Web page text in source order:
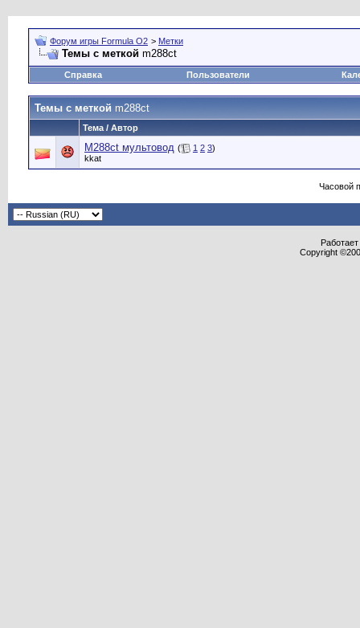
Форум игры Formula O2 > Метки
Темы с меткой m288ct
Справка Пользователи
Темы с меткой m288ct
Тема / Автор
M288ct мультовод ( 1 2 3)
kkat
Часовой
Copyright